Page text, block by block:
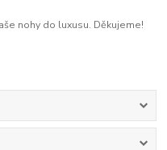
nohy do luxusu. Děkujeme!